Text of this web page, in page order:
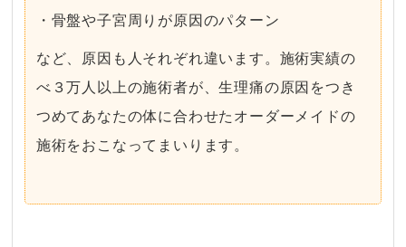
・骨盤や子宮周りが原因のパターン
など、原因も人それぞれ違います。施術実績の
べ３万人以上の施術者が、生理痛の原因をつき
つめてあなたの体に合わせたオーダーメイドの
施術をおこなってまいります。